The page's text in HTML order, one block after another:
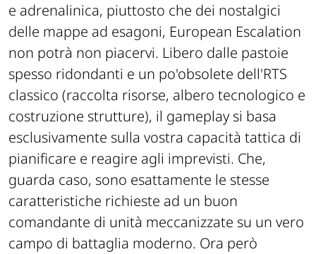
e adrenalinica, piuttosto che dei nostalgici
delle mappe ad esagoni, European Escalation
non potrà non piacervi. Libero dalle pastoie
spesso ridondanti e un po'obsolete dell'RTS
classico (raccolta risorse, albero tecnologico e
costruzione strutture), il gameplay si basa
esclusivamente sulla vostra capacità tattica di
pianificare e reagire agli imprevisti. Che,
guarda caso, sono esattamente le stesse
caratteristiche richieste ad un buon
comandante di unità meccanizzate su un vero
campo di battaglia moderno. Ora però